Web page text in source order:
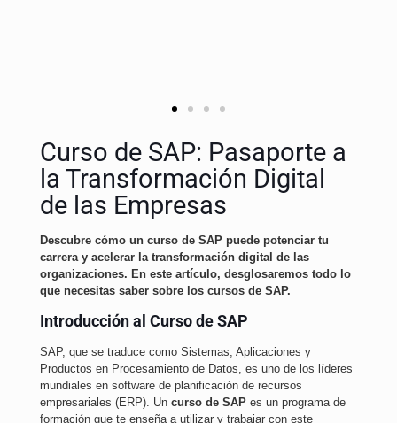
Curso de SAP: Pasaporte a
la Transformación Digital
de las Empresas
Descubre cómo un curso de SAP puede potenciar tu
carrera y acelerar la transformación digital de las
organizaciones. En este artículo, desglosaremos todo lo
que necesitas saber sobre los cursos de SAP.
Introducción al Curso de SAP
SAP, que se traduce como Sistemas, Aplicaciones y
Productos en Procesamiento de Datos, es uno de los líderes
mundiales en software de planificación de recursos
empresariales (ERP). Un curso de SAPes un programa de
formación que te enseña a utilizar y trabajar con este